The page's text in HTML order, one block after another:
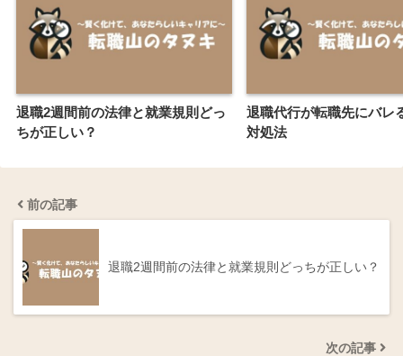
退職2週間前の法律と就業規則どっ
ちが正しい？
退職代行が転職先にバレ
対処法
前の記事
退職2週間前の法律と就業規則どっちが正しい？
次の記事